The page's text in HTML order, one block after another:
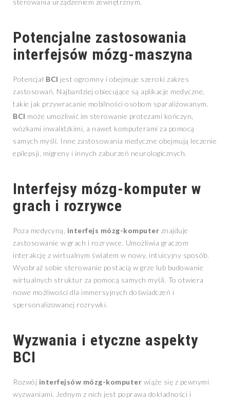
sterowania urządzeniem zewnętrznym.
Potencjalne zastosowania
interfejsów mózg-maszyna
Potencjał BCI jest ogromny i obejmuje szeroki zakres
zastosowań. Najbardziej obiecujące są aplikacje medyczne,
takie jak przywracanie mobilności osobom sparaliżowanym.
BCI może umożliwić im sterowanie protezami kończyn,
wózkami inwalidzkimi, a nawet komputerami za pomocą
samych myśli. Inne zastosowania medyczne obejmują leczenie
epilepsji, migreny i innych zaburzeń neurologicznych.
Interfejsy mózg-komputer w
grach i rozrywce
Poza medycyną, interfejs mózg-komputer znajduje
zastosowanie w grach i rozrywce. Umożliwia graczom
interakcję z wirtualnym światem w nowy, intuicyjny sposób.
Wyobraź sobie sterowanie postacią w grze lub budowanie
wirtualnych struktur za pomocą samych myśli. To otwiera
nowe możliwości dla immersyjnych doświadczeń i
spersonalizowanej rozrywki.
Wyzwania i etyczne aspekty
BCI
Rozwój interfejsów mózg-komputer wiąże się z pewnymi
wyzwaniami. Jednym z nich jest poprawa dokładności i